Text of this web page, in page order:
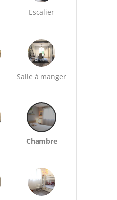
Escalier
Salle à manger
Chambre